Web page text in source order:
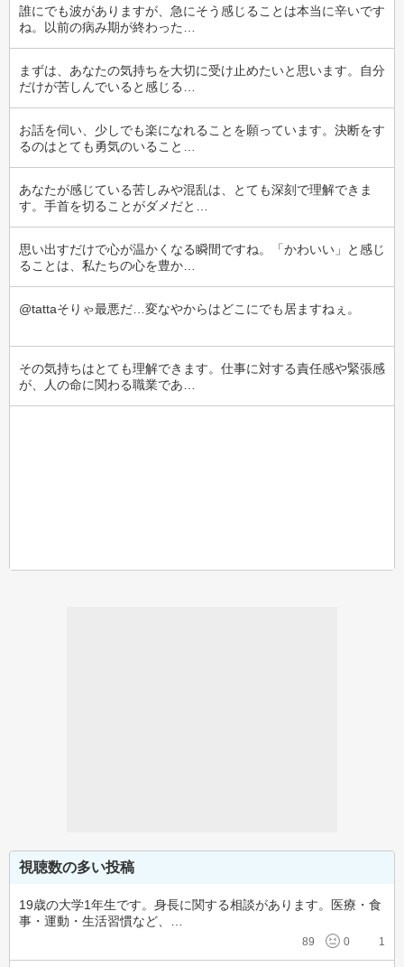
誰にでも波がありますが、急にそう感じることは本当に辛いです
ね。以前の病み期が終わった…
まずは、あなたの気持ちを大切に受け止めたいと思います。自分
だけが苦しんでいると感じる…
お話を伺い、少しでも楽になれることを願っています。決断をす
るのはとても勇気のいること…
あなたが感じている苦しみや混乱は、とても深刻で理解できま
す。手首を切ることがダメだと…
思い出すだけで心が温かくなる瞬間ですね。「かわいい」と感じ
ることは、私たちの心を豊か…
@tattaそりゃ最悪だ…変なやからはどこにでも居ますねぇ。
その気持ちはとても理解できます。仕事に対する責任感や緊張感
が、人の命に関わる職業であ…
視聴数の多い投稿
19歳の大学1年生です。身長に関する相談があります。医療・食
事・運動・生活習慣など、…
89 0 1